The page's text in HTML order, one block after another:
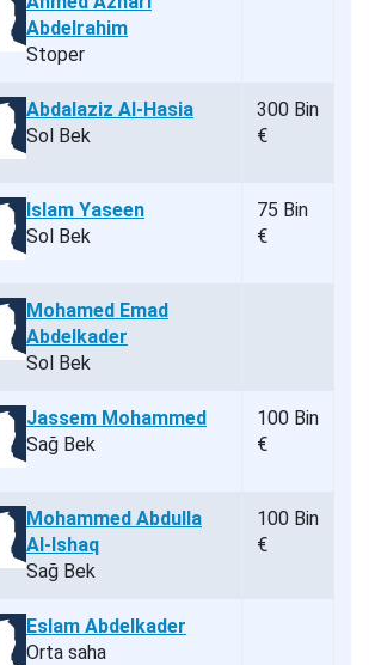
Abdelrahim
Stoper
Abdalaziz Al-Hasia
Sol Bek
300 Bin
€
Islam Yaseen
Sol Bek
75 Bin
€
Mohamed Emad
Abdelkader
Sol Bek
Jassem Mohammed
Sağ Bek
100 Bin
€
Mohammed Abdulla
Al-Ishaq
Sağ Bek
100 Bin
€
Eslam Abdelkader
Orta saha